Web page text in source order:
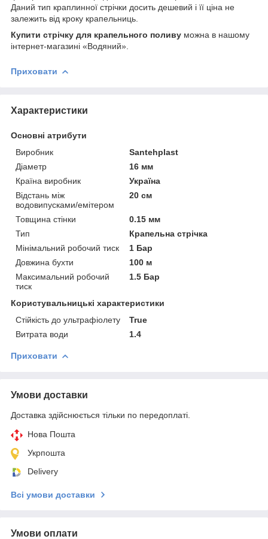
Даний тип краплинної стрічки досить дешевий і її ціна не
залежить від кроку крапельниць.
Купити стрічку для крапельного поливу можна в нашому
інтернет-магазині «Водяний».
Приховати
Характеристики
Основні атрибути
Виробник
Santehplast
Діаметр
16 мм
Країна виробник
Україна
Відстань між
водовипусками/емітером
20 см
Товщина стінки
0.15 мм
Тип
Крапельна стрічка
Мінімальний робочий тиск
1 Бар
Довжина бухти
100 м
Максимальний робочий
тиск
1.5 Бар
Користувальницькі характеристики
Стійкість до ультрафіолету
True
Витрата води
1.4
Приховати
Умови доставки
Доставка здійснюється тільки по передоплаті.
Нова Пошта
Укрпошта
Delivery
Всі умови доставки
Умови оплати